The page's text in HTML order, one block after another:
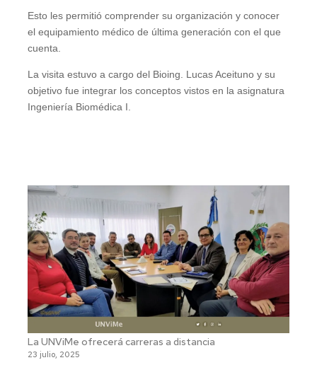
Esto les permitió comprender su organización y conocer
el equipamiento médico de última generación con el que
cuenta.
La visita estuvo a cargo del Bioing. Lucas Aceituno y su
objetivo fue integrar los conceptos vistos en la asignatura
Ingeniería Biomédica I.
La UNViMe ofrecerá carreras a distancia
23 julio, 2025